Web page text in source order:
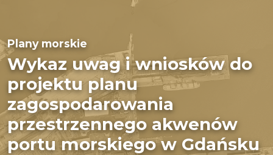
Plany morskie
Wykaz uwag i wniosków do
projektu planu
zagospodarowania
przestrzennego akwenów
portu morskiego w Gdańsku